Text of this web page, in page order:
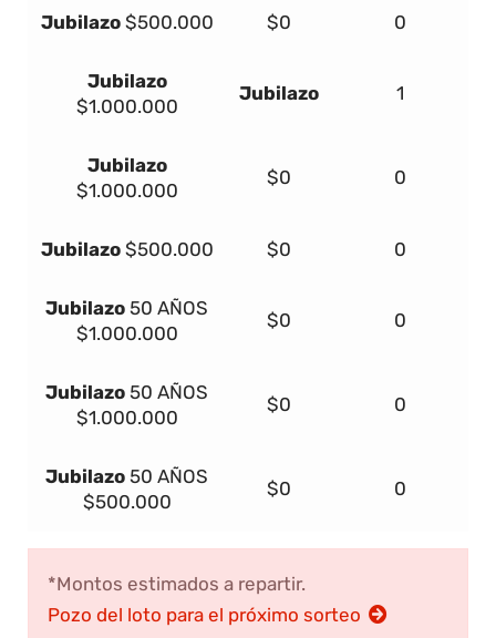
Jubilazo $500.000 $0 0
Jubilazo
$1.000.000
Jubilazo 1
Jubilazo
$1.000.000
$0 0
Jubilazo $500.000 $0 0
Jubilazo 50 AÑOS
$1.000.000
$0 0
Jubilazo 50 AÑOS
$1.000.000
$0 0
Jubilazo 50 AÑOS
$500.000
$0 0
*Montos estimados a repartir.
Pozo del loto para el próximo sorteo